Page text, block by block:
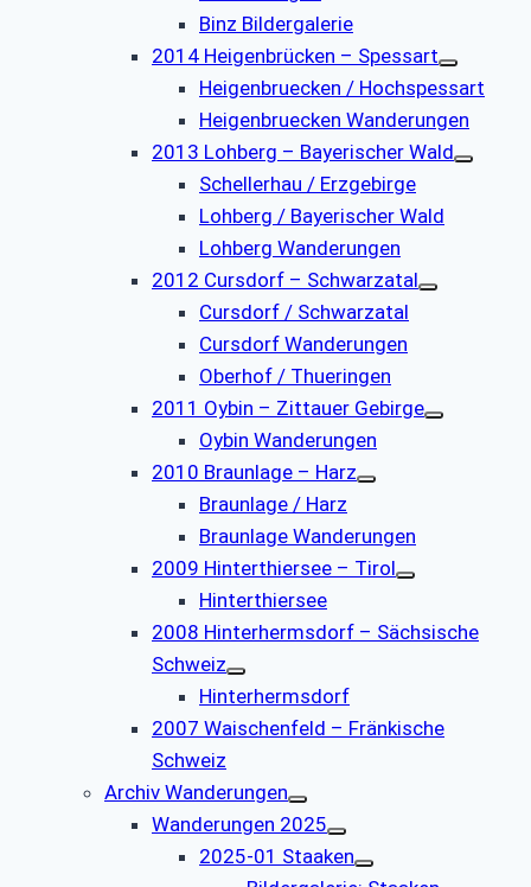
Binz Bildergalerie
2014 Heigenbrücken – Spessart
Heigenbruecken / Hochspessart
Heigenbruecken Wanderungen
2013 Lohberg – Bayerischer Wald
Schellerhau / Erzgebirge
Lohberg / Bayerischer Wald
Lohberg Wanderungen
2012 Cursdorf – Schwarzatal
Cursdorf / Schwarzatal
Cursdorf Wanderungen
Oberhof / Thueringen
2011 Oybin – Zittauer Gebirge
Oybin Wanderungen
2010 Braunlage – Harz
Braunlage / Harz
Braunlage Wanderungen
2009 Hinterthiersee – Tirol
Hinterthiersee
2008 Hinterhermsdorf – Sächsische
Schweiz
Hinterhermsdorf
2007 Waischenfeld – Fränkische
Schweiz
Archiv Wanderungen
Wanderungen 2025
2025-01 Staaken